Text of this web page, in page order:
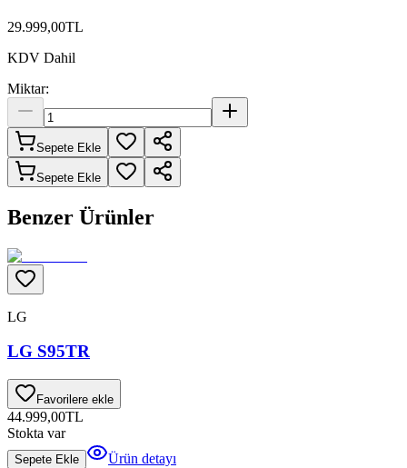
29.999,00TL
KDV Dahil
Miktar:
Sepete Ekle
Sepete Ekle
Benzer Ürünler
LG
LG S95TR
Favorilere ekle
44.999,00TL
Stokta var
Sepete Ekle Ürün detayı